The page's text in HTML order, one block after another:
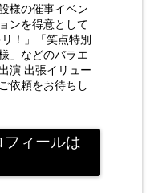
様の催事イベン
ンを得意として
！」「笑点特別
」などのバラエ
演 出張イリュー
依頼をお待ちし
ィールは